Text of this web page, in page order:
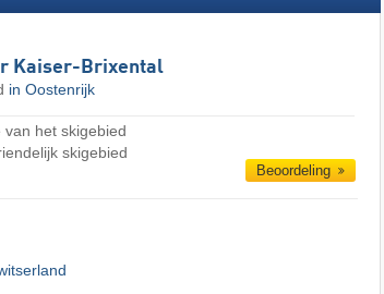
Kaiser-Brixental
in Oostenrijk
van het skigebied
skigebied
Beoordeling